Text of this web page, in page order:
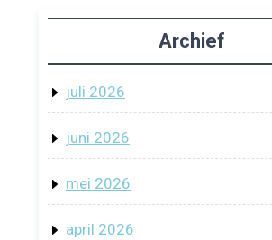
Archief
juli 2026
juni 2026
mei 2026
april 2026